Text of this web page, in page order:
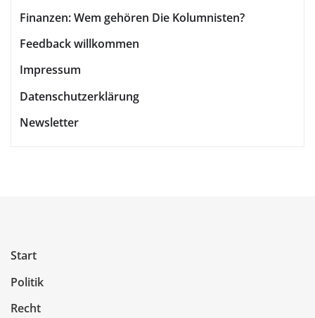
Finanzen: Wem gehören Die Kolumnisten?
Feedback willkommen
Impressum
Datenschutzerklärung
Newsletter
Start
Politik
Recht